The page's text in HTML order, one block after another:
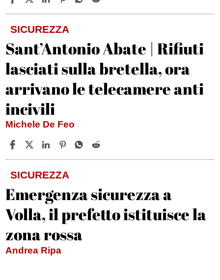
SICUREZZA
Sant’Antonio Abate | Rifiuti
lasciati sulla bretella, ora
arrivano le telecamere anti
incivili
Michele De Feo
SICUREZZA
Emergenza sicurezza a
Volla, il prefetto istituisce la
zona rossa
Andrea Ripa